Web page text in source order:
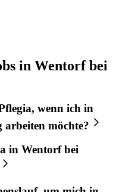
in Wentorf bei
, wenn ich in
arbeiten möchte?
in Wentorf bei